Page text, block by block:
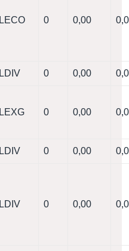
LECO 0 0,00
LDIV 0 0,00
LEXG 0 0,00
LDIV 0 0,00
LDIV 0 0,00